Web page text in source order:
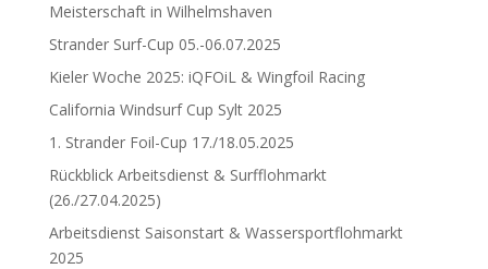
Meisterschaft in Wilhelmshaven
Strander Surf-Cup 05.-06.07.2025
Kieler Woche 2025: iQFOiL & Wingfoil Racing
California Windsurf Cup Sylt 2025
1. Strander Foil-Cup 17./18.05.2025
Rückblick Arbeitsdienst & Surfflohmarkt
(26./27.04.2025)
Arbeitsdienst Saisonstart & Wassersportflohmarkt
2025